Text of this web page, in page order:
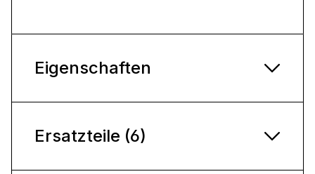
Eigenschaften
Ersatzteile (6)